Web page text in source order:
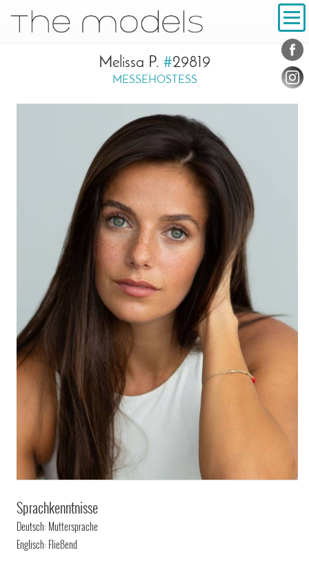
Navigation
Melissa P. #29819
MESSEHOSTESS
Sprachkenntnisse
Deutsch: Muttersprache
Englisch: Fließend